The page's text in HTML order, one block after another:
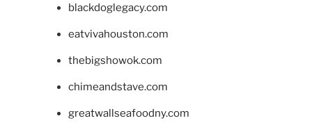
blackdoglegacy.com
eatvivahouston.com
thebigshowok.com
chimeandstave.com
greatwallseafoodny.com